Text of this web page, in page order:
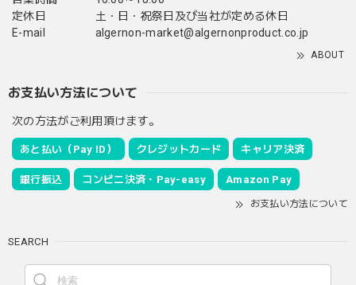
定休日
土・日・祝祭日及び当社が定める休日
E-mail
algernon-market@algernonproduct.co.jp
ABOUT
お支払い方法について
次の方法がご利用頂けます。
あと払い（Pay ID） クレジットカード キャリア決済
銀行振込 コンビニ決済・Pay-easy Amazon Pay
お支払い方法について
SEARCH